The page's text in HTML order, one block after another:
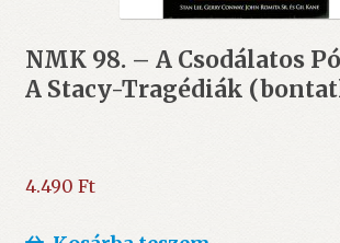
NMK 98. – A Csodálatos
A Stacy-Tragédiák
4.490 Ft